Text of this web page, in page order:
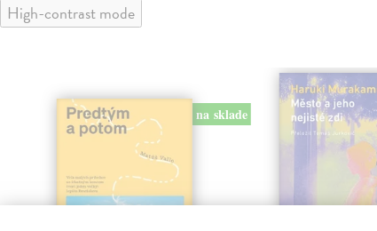
High-contrast mode
na sklade